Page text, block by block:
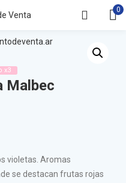
0
x3
Malbec
violetas. Aromas
se destacan frutas rojas